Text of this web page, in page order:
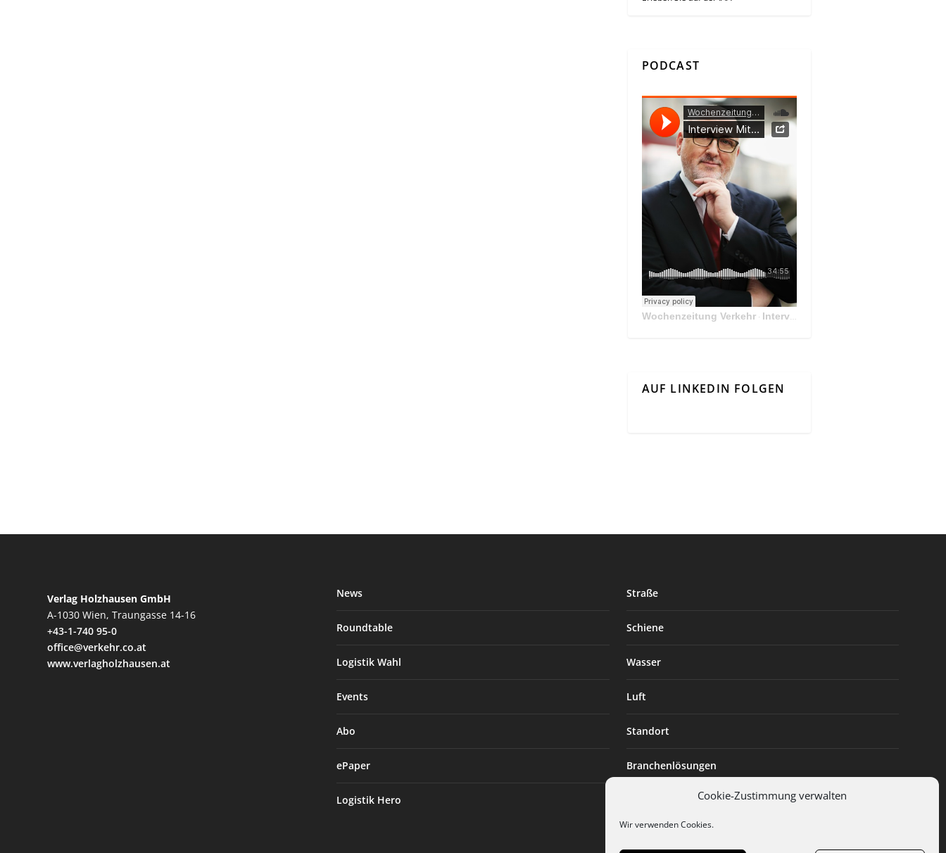
Cookie-Zustimmung verwalten
Wir verwenden Cookies.
PODCAST
Wochenzeitung Verkehr· Interview Mit Andreas Matthä, CEO der ÖBB Holding
AUF LINKEDIN FOLGEN
Verlag Holzhausen GmbH
A-1030 Wien, Traungasse 14-16
+43-1-740 95-0
office@verkehr.co.at
www.verlagholzhausen.at
News
Roundtable
Logistik Wahl
Events
Abo
ePaper
Logistik Hero
Straße
Schiene
Wasser
Luft
Standort
Branchenlösungen